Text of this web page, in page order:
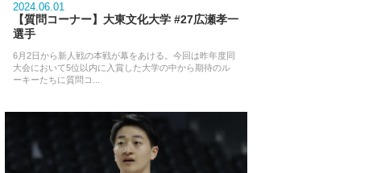
2024.06.01
【質問コーナー】大東文化大学 #27広瀬孝一
選手
6月2日から新人戦の本戦が幕をあける。今回は昨年度同
大会において5位以内に入賞した大学の中から期待のル
ーキーたちに質問コ...